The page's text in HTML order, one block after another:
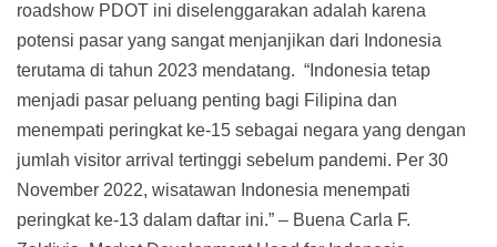
roadshow PDOT ini diselenggarakan adalah karena
potensi pasar yang sangat menjanjikan dari Indonesia
terutama di tahun 2023 mendatang. “Indonesia tetap
menjadi pasar peluang penting bagi Filipina dan
menempati peringkat ke-15 sebagai negara yang dengan
jumlah visitor arrival tertinggi sebelum pandemi. Per 30
November 2022, wisatawan Indonesia menempati
peringkat ke-13 dalam daftar ini.” – Buena Carla F.